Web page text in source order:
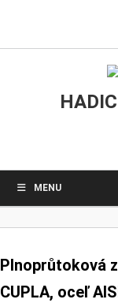
MENU
Plnoprůtoková
CUPLA, oceľ